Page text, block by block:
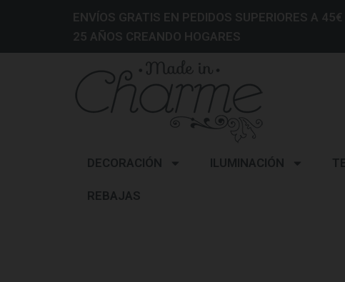
ENVÍOS GRATIS EN PEDIDOS SUPERIORES A 45€
25 AÑOS CREANDO HOGARES
DECORACIÓN ILUMINACIÓN
REBAJAS